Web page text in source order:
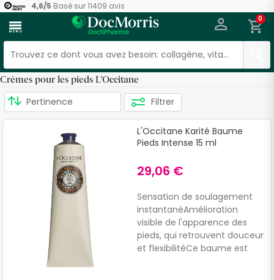
4,6/5 Basé sur11409 avis
menu 0
Crèmes pour les pieds L'Occitane
Filtrer
L'Occitane Karité Baume
Pieds Intense 15 ml
29,06 €
Sensation de soulagement
instantanéAmélioration
visible de l'apparence des
pieds, qui retrouvent douceur
et flexibilitéCe baume est